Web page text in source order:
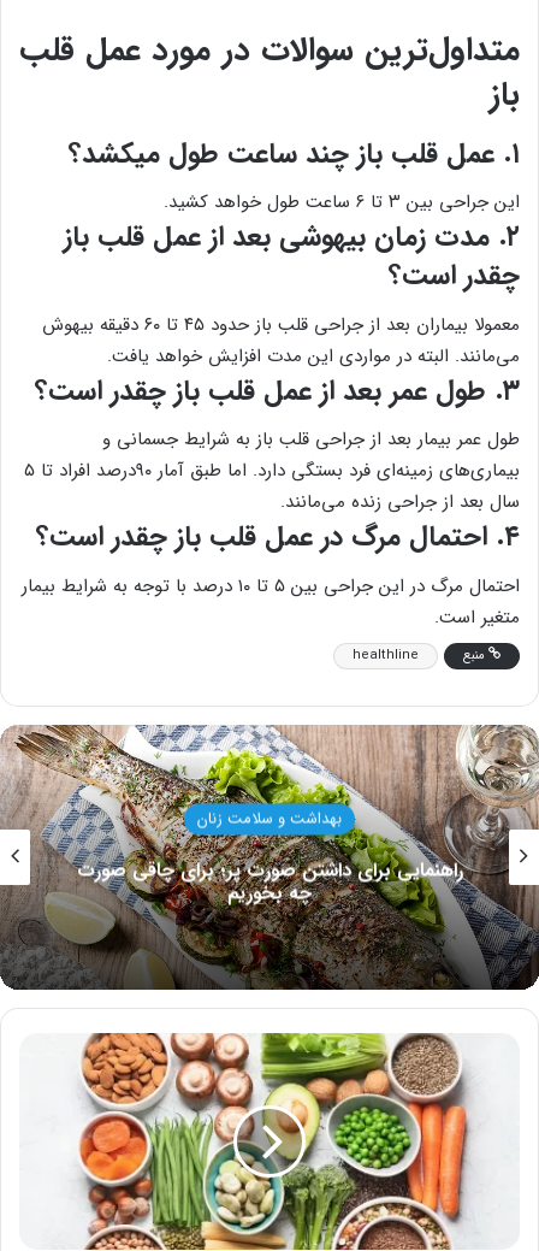
متداول‌ترین سوالات در مورد عمل قلب
باز
۱. عمل قلب باز چند ساعت طول میکشد؟
این جراحی بین ۳ تا ۶ ساعت طول خواهد کشید.
۲. مدت زمان بیهوشی بعد از عمل قلب باز
چقدر است؟
معمولا بیماران بعد از جراحی قلب باز حدود ۴۵ تا ۶۰ دقیقه بیهوش
می‌مانند. البته در مواردی این مدت افزایش خواهد یافت.
۳. طول عمر بعد از عمل قلب باز چقدر است؟
طول عمر بیمار بعد از جراحی قلب باز به شرایط جسمانی و
بیماری‌های زمینه‌ای فرد بستگی دارد. اما طبق آمار ۹۰درصد افراد تا ۵
سال بعد از جراحی زنده می‌مانند.
۴. احتمال مرگ در عمل قلب باز چقدر است؟
احتمال مرگ در این جراحی بین ۵ تا ۱۰ درصد با توجه به شرایط بیمار
متغیر است.
منبع healthline
سلامت کودکان
بهترین مولتی ویتامین برای افزایش وزن کودک؛ ۵
نمونه بی‌نظیر